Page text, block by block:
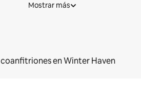
Mostrar más
coanfitriones en Winter Haven